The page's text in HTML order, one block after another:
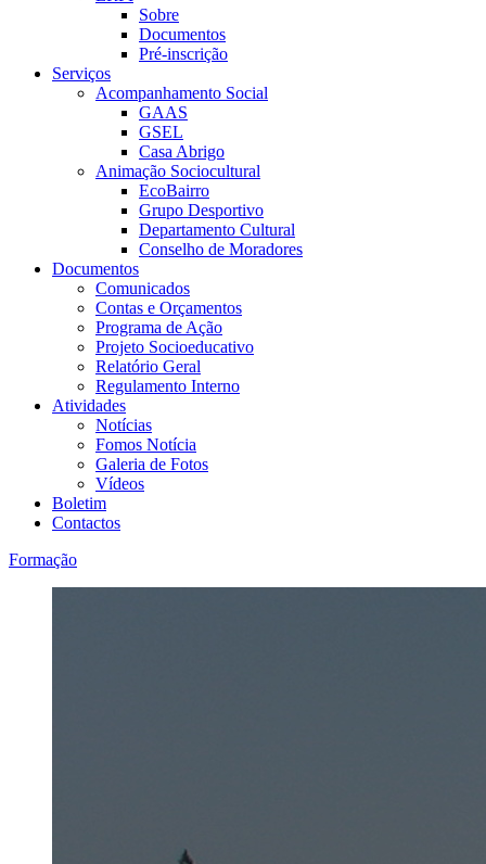
Sobre
Documentos
Pré-inscrição
Serviços
Acompanhamento Social
GAAS
GSEL
Casa Abrigo
Animação Sociocultural
EcoBairro
Grupo Desportivo
Departamento Cultural
Conselho de Moradores
Documentos
Comunicados
Contas e Orçamentos
Programa de Ação
Projeto Socioeducativo
Relatório Geral
Regulamento Interno
Atividades
Notícias
Fomos Notícia
Galeria de Fotos
Vídeos
Boletim
Contactos
Formação